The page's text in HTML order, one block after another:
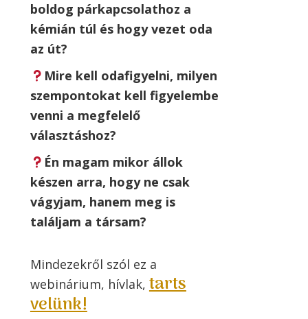
boldog párkapcsolathoz a
kémián túl és hogy vezet oda
az út?
Mire kell odafigyelni, milyen
szempontokat kell figyelembe
venni a megfelelő
választáshoz?
Én magam mikor állok
készen arra, hogy ne csak
vágyjam, hanem meg is
találjam a társam?
Mindezekről szól ez a
webinárium, hívlak, tarts
velünk!